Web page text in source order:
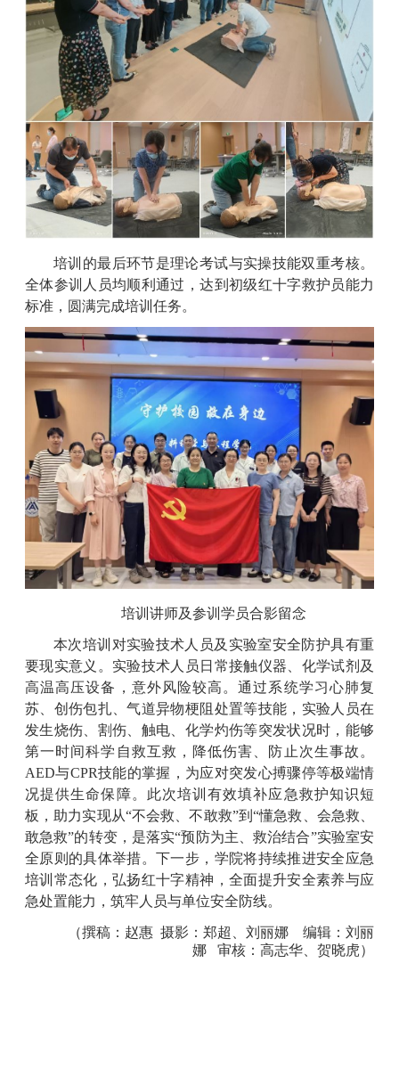
培训的最后环节是理论考试与实操技能双重考核。
全体参训人员均顺利通过，达到初级红十字救护员能力
标准，圆满完成培训任务。
培训讲师及参训学员合影留念
本次培训对实验技术人员及实验室安全防护具有重
要现实意义。实验技术人员日常接触仪器、化学试剂及
高温高压设备，意外风险较高。通过系统学习心肺复
苏、创伤包扎、气道异物梗阻处置等技能，实验人员在
发生烧伤、割伤、触电、化学灼伤等突发状况时，能够
第一时间科学自救互救，降低伤害、防止次生事故。
AED与CPR技能的掌握，为应对突发心搏骤停等极端情
况提供生命保障。此次培训有效填补应急救护知识短
板，助力实现从“不会救、不敢救”到“懂急救、会急救、
敢急救”的转变，是落实“预防为主、救治结合”实验室安
全原则的具体举措。下一步，学院将持续推进安全应急
培训常态化，弘扬红十字精神，全面提升安全素养与应
急处置能力，筑牢人员与单位安全防线。
（撰稿：赵惠 摄影：郑超、刘丽娜 编辑：刘丽
娜 审核：高志华、贺晓虎）